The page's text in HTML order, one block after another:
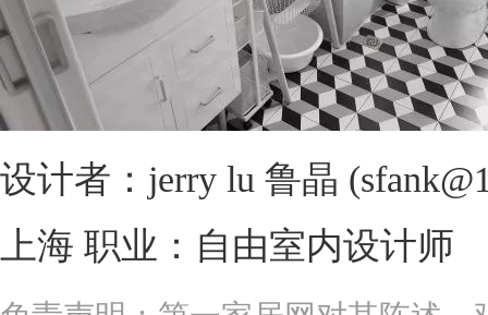
设计者：jerry lu 鲁晶
上海 职业：自由室内设计师